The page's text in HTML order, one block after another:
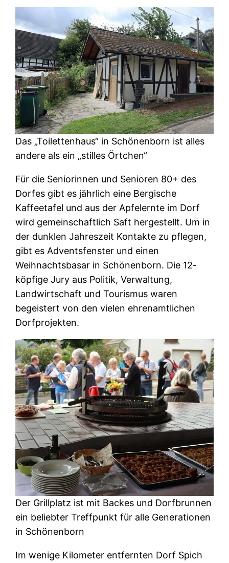
Das „Toilettenhaus“ in Schönenborn ist alles
andere als ein „stilles Örtchen“
Für die Seniorinnen und Senioren 80+ des
Dorfes gibt es jährlich eine Bergische
Kaffeetafel und aus der Apfelernte im Dorf
wird gemeinschaftlich Saft hergestellt. Um in
der dunklen Jahreszeit Kontakte zu pflegen,
gibt es Adventsfenster und einen
Weihnachtsbasar in Schönenborn. Die 12-
köpfige Jury aus Politik, Verwaltung,
Landwirtschaft und Tourismus waren
begeistert von den vielen ehrenamtlichen
Dorfprojekten.
Der Grillplatz ist mit Backes und Dorfbrunnen
ein beliebter Treffpunkt für alle Generationen
in Schönenborn
Im wenige Kilometer entfernten Dorf Spich